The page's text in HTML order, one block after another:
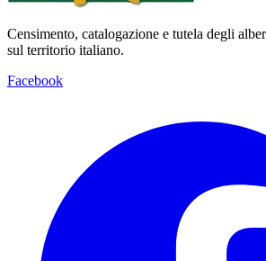
Censimento, catalogazione e tutela degli
sul territorio italiano.
Facebook